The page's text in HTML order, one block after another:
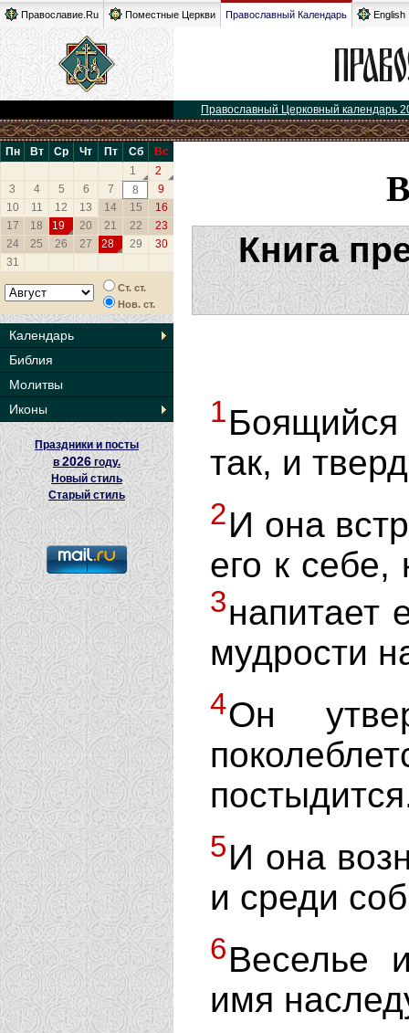
Православие.Ru Поместные Церкви Православный Календарь English
Православный Церковный календарь
Пн Вт Ср Чт Пт Сб
Вс
1
2
3
4 5 6 7 8
9
10
11 12 13 14 15
16
17
18 19 20 21 22
23
24
25 26 27 28 29
30
31
Ст. ст.
Нов. ст.
Календарь
Библия
Молитвы
Иконы
Праздники и посты
в2026 году.
Новый стиль
Старый стиль
Книга
1
так, и
2И она
его к себе,
3напитает
мудрости
4Он
5И она
и среди
6Веселье
имя